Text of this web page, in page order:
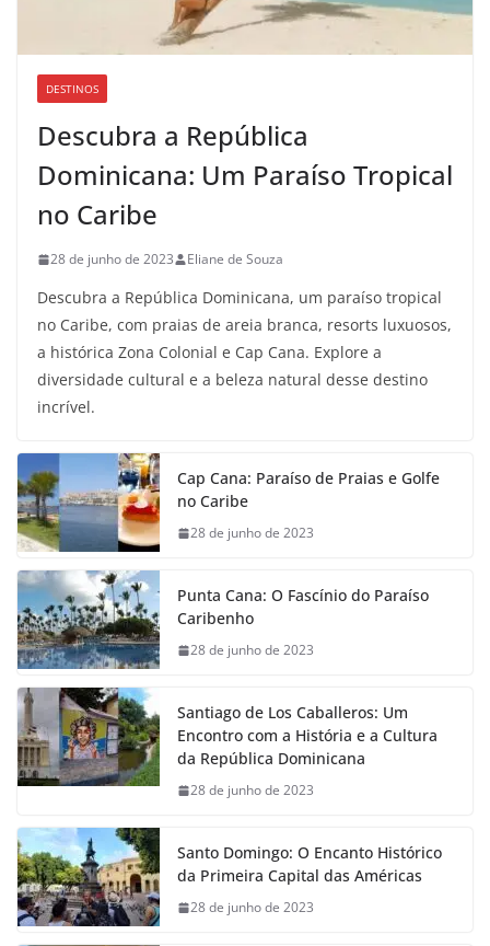
DESTINOS
Descubra a República
Dominicana: Um Paraíso Tropical
no Caribe
28 de junho de 2023 Eliane de Souza
Descubra a República Dominicana, um paraíso tropical
no Caribe, com praias de areia branca, resorts luxuosos,
a histórica Zona Colonial e Cap Cana. Explore a
diversidade cultural e a beleza natural desse destino
incrível.
Cap Cana: Paraíso de Praias e Golfe
no Caribe
28 de junho de 2023
Punta Cana: O Fascínio do Paraíso
Caribenho
28 de junho de 2023
Santiago de Los Caballeros: Um
Encontro com a História e a Cultura
da República Dominicana
28 de junho de 2023
Santo Domingo: O Encanto Histórico
da Primeira Capital das Américas
28 de junho de 2023